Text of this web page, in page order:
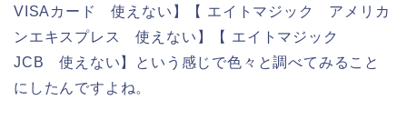
VISAカード 使えない】【 エイトマジック アメリカ
ンエキスプレス 使えない】【 エイトマジック
JCB 使えない】という感じで色々と調べてみること
にしたんですよね。